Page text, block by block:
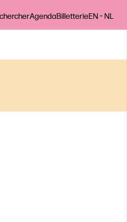
AgendaBilletterieEN-NL